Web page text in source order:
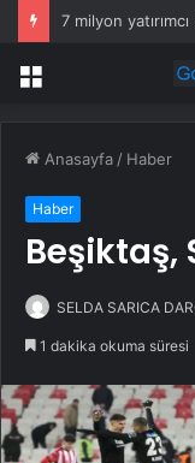
7 milyon
Menü
Anasayfa / Haber
Haber
Beşiktaş,
SELDA SARICA
1 dakika okuma süresi